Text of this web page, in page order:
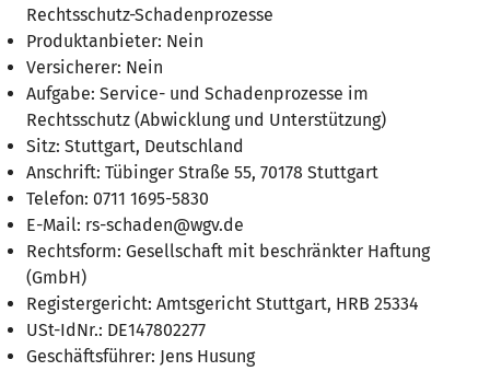
Rechtsschutz-Schadenprozesse
Produktanbieter: Nein
Versicherer: Nein
Aufgabe: Service- und Schadenprozesse im
Rechtsschutz (Abwicklung und Unterstützung)
Sitz: Stuttgart, Deutschland
Anschrift: Tübinger Straße 55, 70178 Stuttgart
Telefon: 0711 1695-5830
E-Mail: rs-schaden@wgv.de
Rechtsform: Gesellschaft mit beschränkter Haftung
(GmbH)
Registergericht: Amtsgericht Stuttgart, HRB 25334
USt-IdNr.: DE147802277
Geschäftsführer: Jens Husung